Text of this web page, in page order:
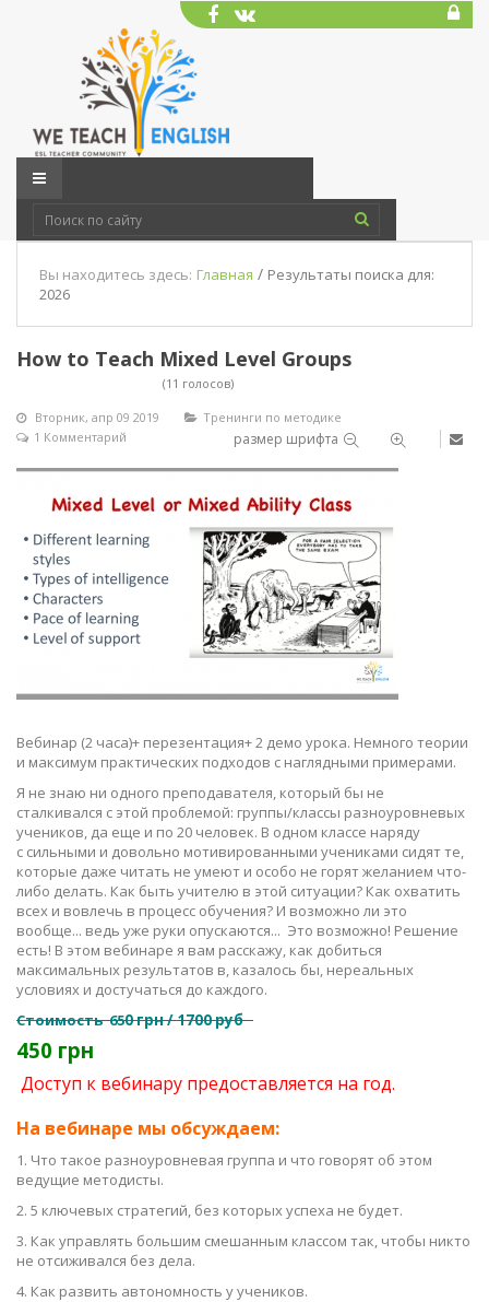
Вы находитесь здесь: Главная / Результаты поиска для:
2026
How to Teach Mixed Level Groups
(11 голосов)
Вторник, апр 09 2019
Тренинги по методике
1 Комментарий
размер шрифта
Вебинар (2 часа)+ перезентация+ 2 демо урока. Немного теории
и максимум практических подходов с наглядными примерами.
Я не знаю ни одного преподавателя, который бы не
сталкивался с этой проблемой: группы/классы разноуровневых
учеников, да еще и по 20 человек. В одном классе наряду
с сильными и довольно мотивированными учениками сидят те,
которые даже читать не умеют и особо не горят желанием что-
либо делать. Как быть учителю в этой ситуации? Как охватить
всех и вовлечь в процесс обучения? И возможно ли это
вообще... ведь уже руки опускаются... Это возможно! Решение
есть! В этом вебинаре я вам расскажу, как добиться
максимальных результатов в, казалось бы, нереальных
условиях и достучаться до каждого.
Стоимость 650 грн / 1700 руб
450 грн
Доступ к вебинару предоставляется на год.
На вебинаре мы обсуждаем:
1. Что такое разноуровневая группа и что говорят об этом
ведущие методисты.
2. 5 ключевых стратегий, без которых успеха не будет.
3. Как управлять большим смешанным классом так, чтобы никто
не отсиживался без дела.
4. Как развить автономность у учеников.